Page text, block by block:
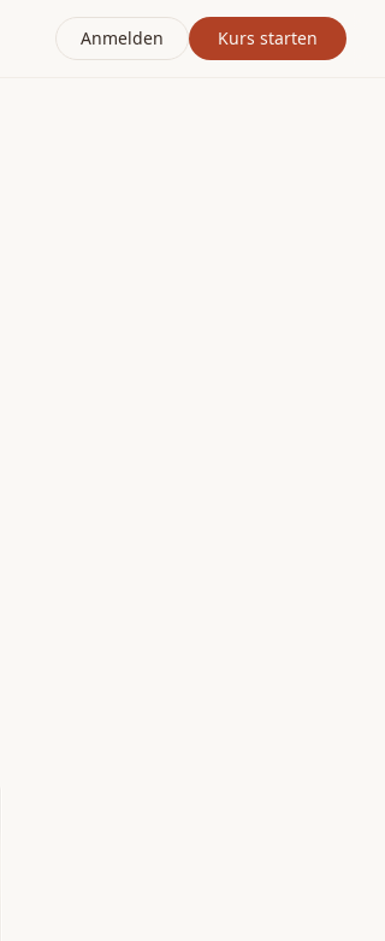
Anmelden Kurs starten